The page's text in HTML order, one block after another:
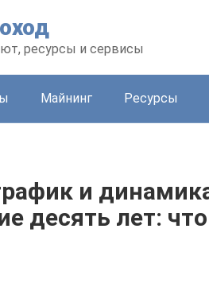
ресурсы и сервисы
Майнинг Ресурсы
и
десять лет: